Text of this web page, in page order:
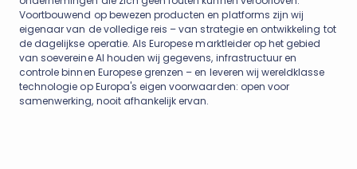
Voortbouwend op bewezen producten en platforms zijn wij
eigenaar van de volledige reis – van strategie en ontwikkeling tot
de dagelijkse operatie. Als Europese marktleider op het gebied
van soevereine AI houden wij gegevens, infrastructuur en
controle binnen Europese grenzen – en leveren wij wereldklasse
technologie op Europa's eigen voorwaarden: open voor
samenwerking, nooit afhankelijk ervan.